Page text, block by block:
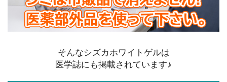
そんなシズカホワイトゲルは
医学誌にも掲載されています♪